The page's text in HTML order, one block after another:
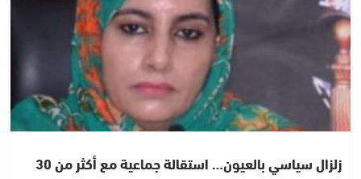
زلزال سياسي بالعيون… استقالة جماعية مع أكثر من 30